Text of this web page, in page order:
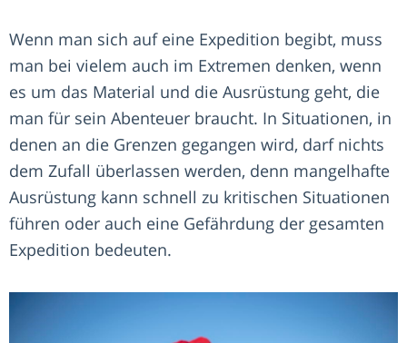
Wenn man sich auf eine Expedition begibt, muss
man bei vielem auch im Extremen denken, wenn
es um das Material und die Ausrüstung geht, die
man für sein Abenteuer braucht. In Situationen, in
denen an die Grenzen gegangen wird, darf nichts
dem Zufall überlassen werden, denn mangelhafte
Ausrüstung kann schnell zu kritischen Situationen
führen oder auch eine Gefährdung der gesamten
Expedition bedeuten.